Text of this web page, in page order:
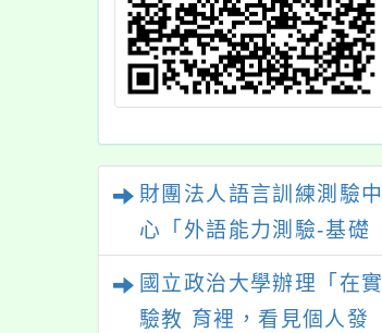
財團法人語言訓練測驗中
心「外語能力測驗-基礎
國立政治大學辦理「在實
驗教 育裡，看見個人發